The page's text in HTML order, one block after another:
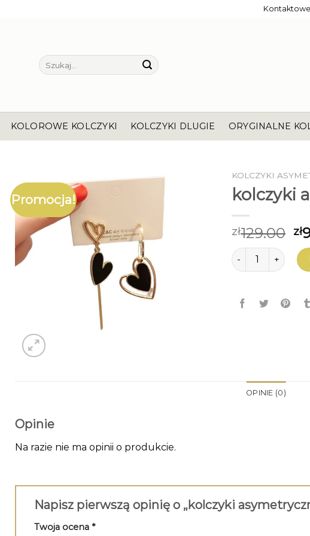
Kontaktowe
Szukaj:
KOLOROWE KOLCZYKI KOLCZYKI DLUGIE ORYGINALNE
Promocja!
KOLCZYKI
kolczyki
zł129.00 zł
ilość kolczyki
OPINIE (0)
Opinie
Na razie nie ma opinii o produkcie.
Napisz pierwszą opinię o „kolczyki
Twoja ocena *